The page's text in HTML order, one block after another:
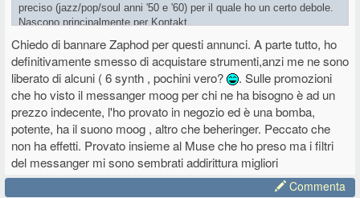
preciso (jazz/pop/soul anni '50 e '60) per il quale ho un certo debole.
Nascono principalmente per Kontakt.
Chiedo di bannare Zaphod per questi annunci. A parte tutto, ho
definitivamente smesso di acquistare strumenti,anzi me ne sono
liberato di alcuni ( 6 synth , pochini vero?
. Sulle promozioni
che ho visto il messanger moog per chi ne ha bisogno è ad un
prezzo indecente, l'ho provato in negozio ed è una bomba,
potente, ha il suono moog , altro che beheringer. Peccato che
non ha effetti. Provato insieme al Muse che ho preso ma i filtri
del messanger mi sono sembrati addirittura migliori
Commenta